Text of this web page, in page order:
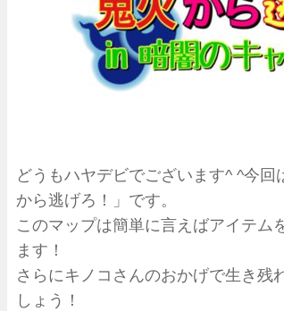
どうもハヤデビでございます^ ^今
から逃げろ！」です。
このマップは簡単に言えばアイテム
ます！
さらにキノコさんのおかげで生き残
しょう！